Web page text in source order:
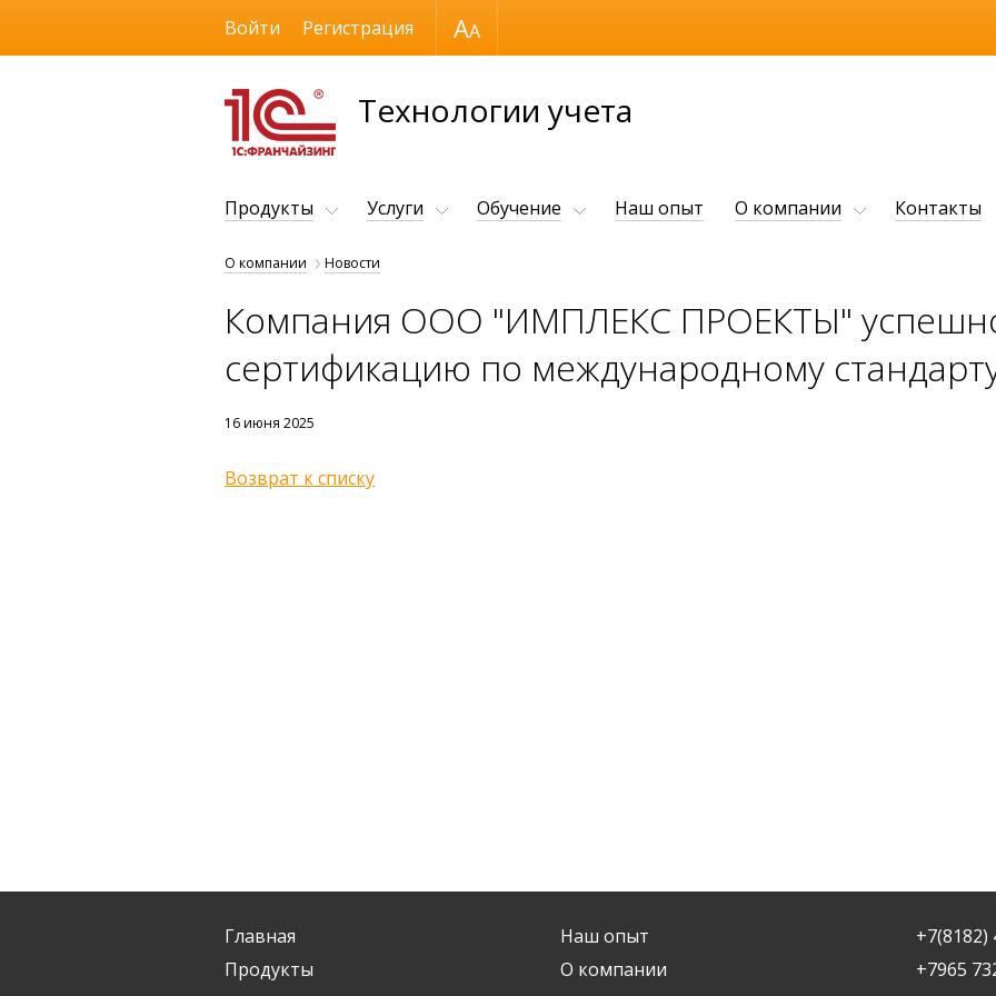
Размер шрифта
Технологии учета
Войти Регистрация
Продукты Услуги Обучение Наш опыт О компании Контакты
О компании Новости
Компания ООО "ИМПЛЕКС ПРОЕКТЫ"
сертификацию по международному
16 июня 2025
Возврат к списку
Главная
Продукты
Наш опыт
О компании
+7(8182)
+7965